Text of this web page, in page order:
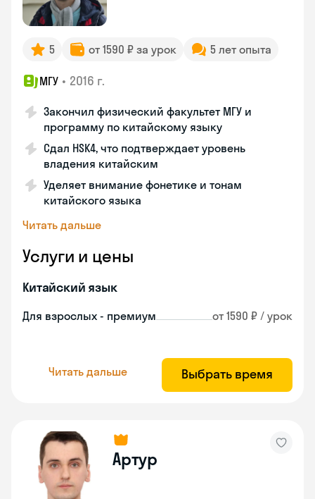
5 от 1590 ₽ за урок 5 лет опыта
МГУ • 2016 г.
Закончил физический факультет МГУ и
программу по китайскому языку
Сдал HSK4, что подтверждает уровень
владения китайским
Уделяет внимание фонетике и тонам
китайского языка
Читать дальше
Услуги и цены
Китайский язык
Для взрослых - премиум от 1590 ₽ / урок
Читать дальше Выбрать время
Артур